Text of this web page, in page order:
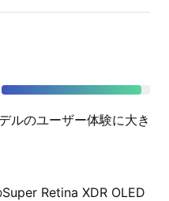
ルのユーザー体験に大き
Retina XDR OLED